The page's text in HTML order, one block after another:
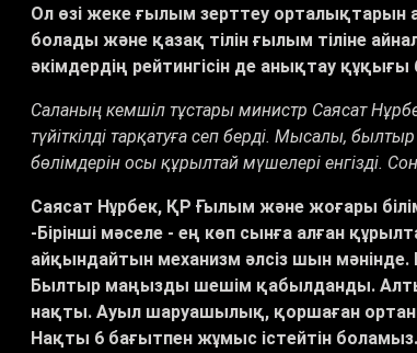
Ол өзі жеке ғылым зерттеу
болады және қазақ тілін ғылым тіліне
әкімдердің рейтингісін де анықтау
Саланың кемшіл тұстары министр Саясат
түйіткілді тарқатуға сеп берді. Мысалы,
бөлімдерін осы құрылтай мүшелері енгізді.
Саясат Нұрбек, ҚР Ғылым және жоғары
-Бірінші мәселе - ең көп сынға алған
айқындайтын механизм әлсіз шын
Былтыр маңызды шешім қабылданды.
нақты. Ауыл шаруашылық, қоршаған
Нақты 6 бағытпен жұмыс істейтін